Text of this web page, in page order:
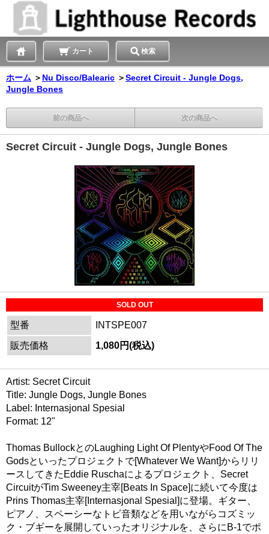
カート 検索
ホーム ＞ Nu Disco/Balearic ＞Secret Circuit - Jungle Dogs,
Jungle Bones
前の商品へ 次の商品へ
Secret Circuit - Jungle Dogs, Jungle Bones
SOLD OUT
型番
INTSPE007
販売価格
1,080円(税込)
Artist: Secret Circuit
Title: Jungle Dogs, Jungle Bones
Label: Internasjonal Spesial
Format: 12"
Thomas BullockとのLaughing Light Of PlentyやFood Of The
Godsといったプロジェクトで[Whatever We Want]からリリ
ースしてきたEddie Ruschaによるプロジェクト、Secret
CircuitがTim Sweeney主宰[Beats In Space]に続いて今度は
Prins Thomas主宰[Internasjonal Spesial]に登場。ギター、
ピアノ、スペーシーなトビ音類などを用いながらコズミッ
ク・ブギーを展開していったオリジナルを、さらにB-1でポ